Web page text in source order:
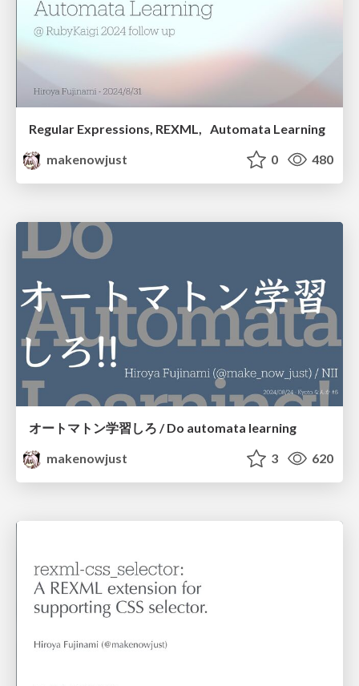
Regular Expressions, REXML, Automata Learning
makenowjust
0 480
オートマトン学習しろ / Do automata learning
makenowjust
3 620